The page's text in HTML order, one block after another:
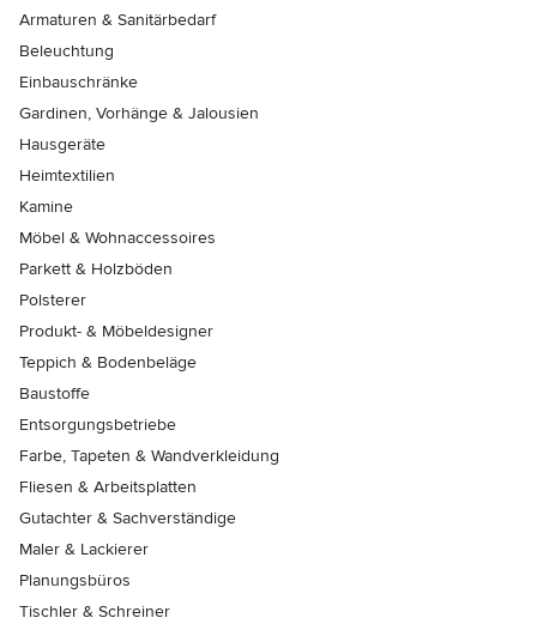
Armaturen & Sanitärbedarf
Beleuchtung
Einbauschränke
Gardinen, Vorhänge & Jalousien
Hausgeräte
Heimtextilien
Kamine
Möbel & Wohnaccessoires
Parkett & Holzböden
Polsterer
Produkt- & Möbeldesigner
Teppich & Bodenbeläge
Baustoffe
Entsorgungsbetriebe
Farbe, Tapeten & Wandverkleidung
Fliesen & Arbeitsplatten
Gutachter & Sachverständige
Maler & Lackierer
Planungsbüros
Tischler & Schreiner